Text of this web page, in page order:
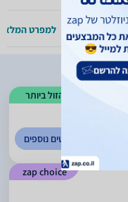
למפרט המלא
הזול ביותר
לפרטים נוספים
zap choice